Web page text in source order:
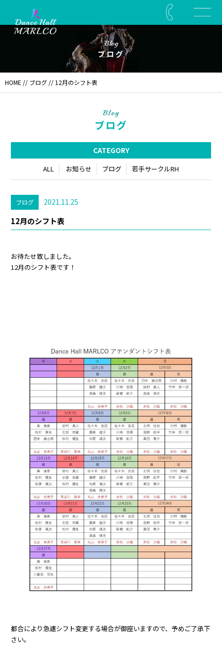
Blog
ブログ
HOME // ブログ // 12月のシフト表
Blog
ブログ
CATEGORY
ALL お知らせ ブログ 若手サークルRH
ブログ 2021.11.25
12月のシフト表
お待たせ致しました。
12月のシフト表です！
都合により急遽シフト変更する場合が御座いますので、予めご了承下
さい。